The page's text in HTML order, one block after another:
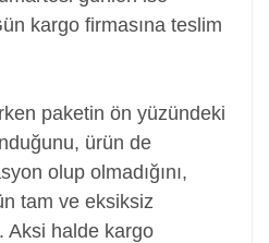
kargo firmasına teslim
paketin ön yüzündeki
ürün de
olup olmadığını,
tam ve eksiksiz
Aksi halde kargo